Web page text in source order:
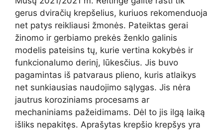
gerus dviračių krepšelius, kuriuos rekomenduoja
net patys reikliausi žmonės. Pateiktas gerai
žinomo ir gerbiamo prekės ženklo galinis
modelis pateisins tų, kurie vertina kokybės ir
funkcionalumo derinį, lūkesčius. Jis buvo
pagamintas iš patvaraus plieno, kuris atlaikys
net sunkiausias naudojimo sąlygas. Jis nėra
jautrus koroziniams procesams ar
mechaniniams pažeidimams. Dėl to jis ilgą laiką
išliks nepakitęs. Aprašytas krepšio krepšys yra